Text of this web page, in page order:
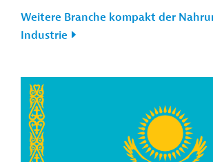
Weitere Branche kompakt der
Industrie